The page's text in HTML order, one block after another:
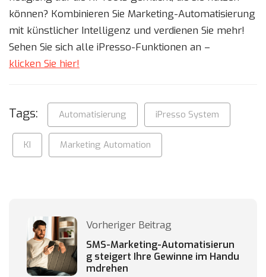
können? Kombinieren Sie Marketing-Automatisierung
mit künstlicher Intelligenz und verdienen Sie mehr!
Sehen Sie sich alle iPresso-Funktionen an –
klicken Sie hier!
Tags: Automatisierung iPresso System
KI Marketing Automation
Vorheriger Beitrag
SMS-Marketing-Automatisierun
g steigert Ihre Gewinne im Handu
mdrehen